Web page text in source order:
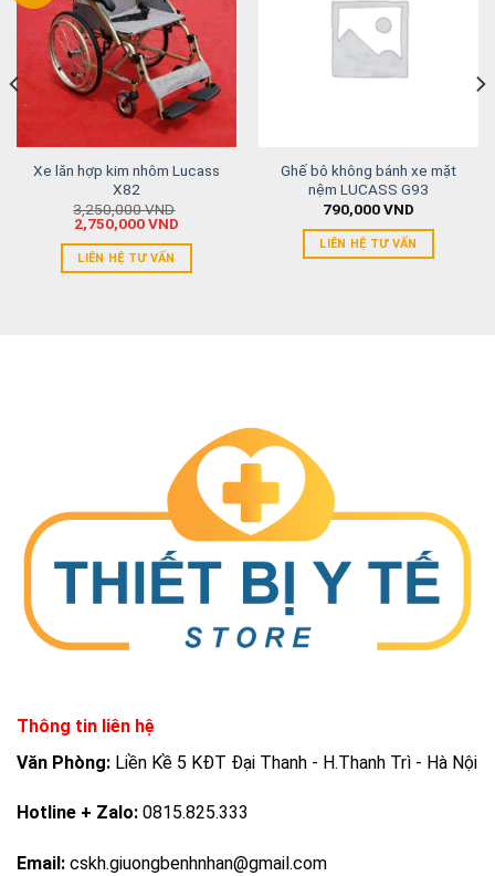
Xe lăn hợp kim nhôm Lucass
X82
3,250,000VND
2,750,000VND
LIÊN HỆ TƯ VẤN
Ghế bô không bánh xe mặt
nệm LUCASS G93
790,000VND
LIÊN HỆ TƯ VẤN
Thông tin liên hệ
Văn Phòng: Liền Kề 5 KĐT Đại Thanh - H.Thanh Trì - Hà Nội
Hotline + Zalo: 0815.825.333
Email: cskh.giuongbenhnhan@gmail.com